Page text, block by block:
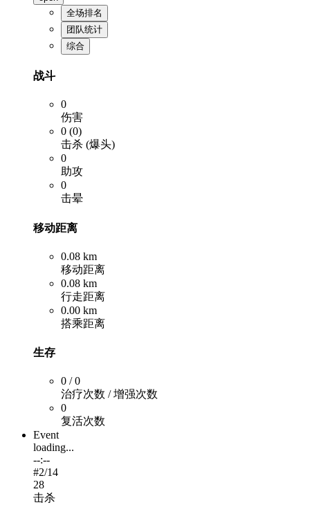
全场排名
团队统计
综合
战斗
0
伤害
0 (0)
击杀 (爆头)
0
助攻
0
击晕
移动距离
0.08 km
移动距离
0.08 km
行走距离
0.00 km
搭乘距离
生存
0 / 0
治疗次数 / 增强次数
0
复活次数
Event
loading...
--:--
#2/14
28
击杀